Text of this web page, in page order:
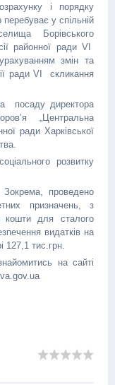
і порядку
у спільній
Борівського
районної ради VІ
змін та
ради VІ скликання
посаду директора
„Центральна
ради Харківської
розвитку
проведено
призначень, з
кошти для сталого
видатків на
127,1 тис.грн.
на сайті